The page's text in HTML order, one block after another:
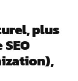
plus